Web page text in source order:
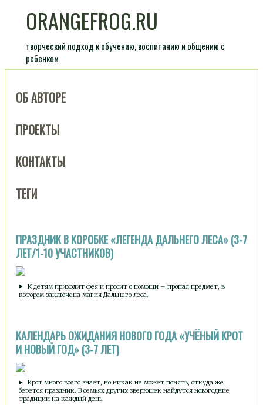
ORANGEFROG.RU
творческий подход к обучению, воспитанию и общению с
ребенком
ОБ АВТОРЕ
ПРОЕКТЫ
КОНТАКТЫ
ТЕГИ
ПРАЗДНИК В КОРОБКЕ «ЛЕГЕНДА ДАЛЬНЕГО ЛЕСА» (3-7
ЛЕТ/1-10 УЧАСТНИКОВ)
К детям приходит фея и просит о помощи – пропал предмет, в
котором заключена магия Дальнего леса.
КАЛЕНДАРЬ ОЖИДАНИЯ НОВОГО ГОДА «УЧЁНЫЙ КРОТ
И НОВЫЙ ГОД» (3-7 ЛЕТ)
Крот много всего знает, но никак не может понять, откуда же
берется праздник. В семьях других зверюшек найдутся новогодние
традиции на каждый день.